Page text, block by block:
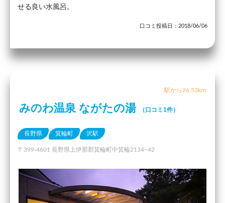
せる良い水風呂。
口コミ投稿日：2018/06/06
駅から26.53km
みのわ温泉 ながたの湯 （口コミ1件）
長野県 箕輪町 沢駅
〒399-4601 長野県上伊那郡箕輪町中箕輪2134−42